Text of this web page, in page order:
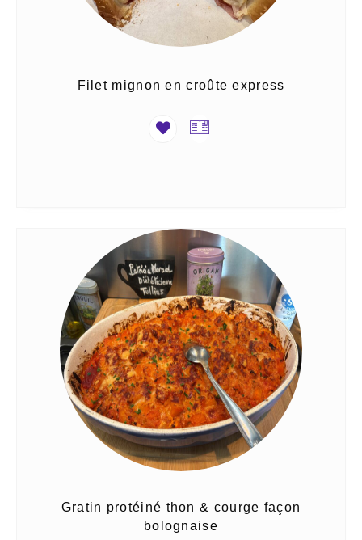
Filet mignon en croûte express
Gratin protéiné thon & courge façon
bolognaise